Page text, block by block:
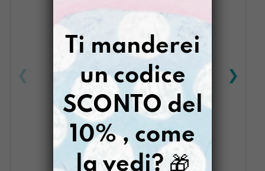
Ti manderei
un codice
SCONTO del
10% , come
la vedi? 🎁